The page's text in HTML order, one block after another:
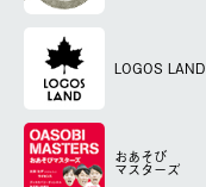
LOGOS LAND
おあそび
マスターズ